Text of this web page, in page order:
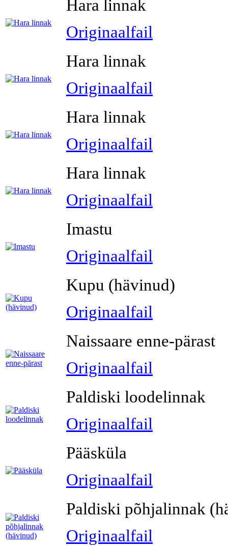
Hara linnak
Originaalfail
Hara linnak
Originaalfail
Hara linnak
Originaalfail
Hara linnak
Originaalfail
Imastu
Originaalfail
Kupu (hävinud)
Originaalfail
Naissaare enne-pärast
Originaalfail
Paldiski loodelinnak
Originaalfail
Pääsküla
Originaalfail
Paldiski põhjalinnak
Originaalfail